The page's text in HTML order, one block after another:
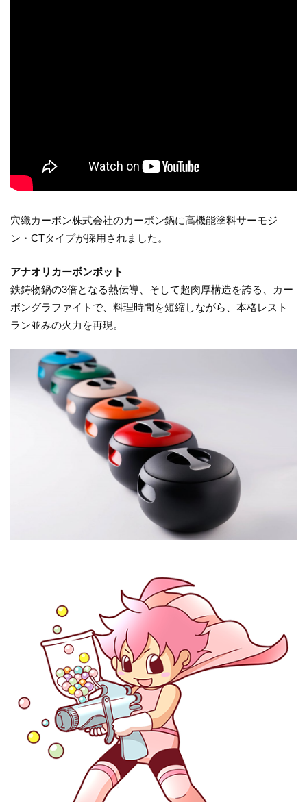
穴織カーボン株式会社のカーボン鍋に高機能塗料サーモジ
ン・CTタイプが採用されました。
アナオリカーボンポット
鉄鋳物鍋の3倍となる熱伝導、そして超肉厚構造を誇る、カー
ボングラファイトで、料理時間を短縮しながら、本格レスト
ラン並みの火力を再現。